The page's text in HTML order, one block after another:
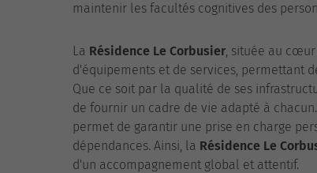
maintenir les facultés cognitives des
La Résidence Le Corbusier, située au
d'équipements et de services, permettant
Que ce soit par la qualité de ses
de fournir un cadre de vie adapté à
permet de garantir une prise en charge
dépendances. Ainsi, la Résidence Le
d'un accompagnement global et attentif.